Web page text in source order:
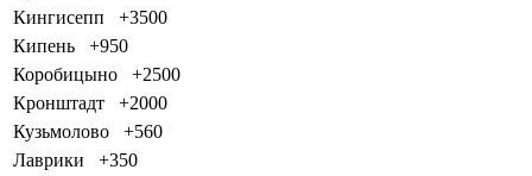
Кингисепп
+3500
Кипень
+950
Коробицыно
+2500
Кронштадт
+2000
Кузьмолово
+560
Лаврики
+350